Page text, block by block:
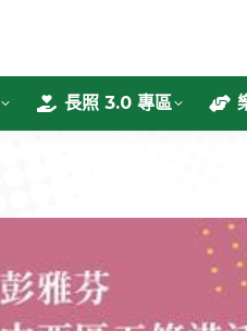
長照 3.0 專區